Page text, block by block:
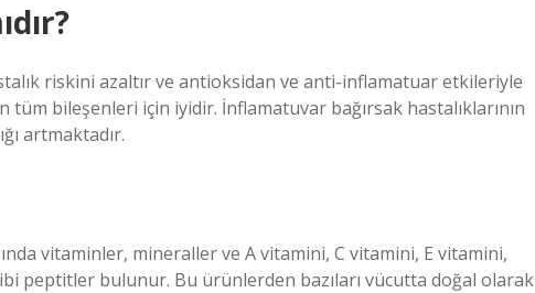
riskini azaltır ve antioksidan ve anti-inflamatuar etkileriyle
bileşenleri için iyidir. İnflamatuvar bağırsak hastalıklarının
artmaktadır.
vitaminler, mineraller ve A vitamini, C vitamini, E vitamini,
peptitler bulunur. Bu ürünlerden bazıları vücutta doğal olarak